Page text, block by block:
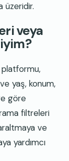
üzeridir.
veya
yaş, konum,
göre
filtreleri
ve
yardımcı